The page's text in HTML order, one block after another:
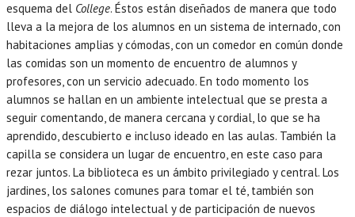
esquema del College. Éstos están diseñados de manera que todo
lleva a la mejora de los alumnos en un sistema de internado, con
habitaciones amplias y cómodas, con un comedor en común donde
las comidas son un momento de encuentro de alumnos y
profesores, con un servicio adecuado. En todo momento los
alumnos se hallan en un ambiente intelectual que se presta a
seguir comentando, de manera cercana y cordial, lo que se ha
aprendido, descubierto e incluso ideado en las aulas. También la
capilla se considera un lugar de encuentro, en este caso para
rezar juntos. La biblioteca es un ámbito privilegiado y central. Los
jardines, los salones comunes para tomar el té, también son
espacios de diálogo intelectual y de participación de nuevos